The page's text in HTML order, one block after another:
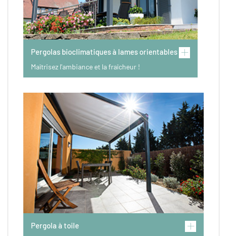
Pergolas bioclimatiques à lames orientables
Maîtrisez l'ambiance et la fraîcheur !
Pergola à toile